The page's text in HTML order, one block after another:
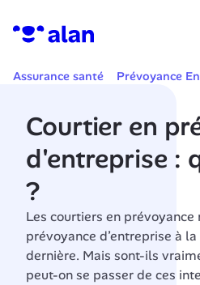
Assurance santé Prévoyance
Courtier en
d'entreprise :
?
Les courtiers en
prévoyance d’entreprise à
dernière. Mais sont-ils
peut-on se passer de ces